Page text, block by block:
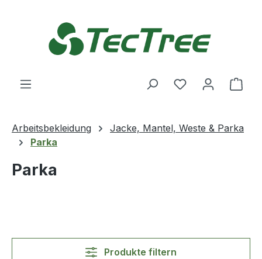
Du hast 0
Arbeitsbekleidung
Jacke, Mantel, Weste & Parka
Parka
Parka
Produkte filtern